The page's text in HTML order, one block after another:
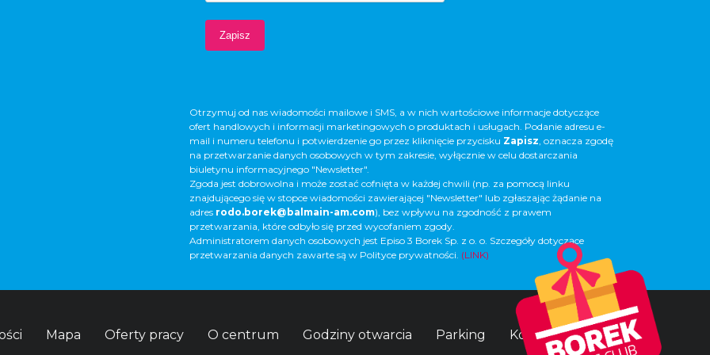
Otrzymuj od nas wiadomości mailowe i SMS, a w nich wartościowe informacje dotyczące
ofert handlowych i informacji marketingowych o produktach i usługach. Podanie adresu e-
mail i numeru telefonu i potwierdzenie go przez kliknięcie przycisku Zapisz , oznacza zgodę
na przetwarzanie danych osobowych w tym zakresie, wyłącznie w celu dostarczania
biuletynu informacyjnego "Newsletter".
Zgoda jest dobrowolna i może zostać cofnięta w każdej chwili (np. za pomocą linku
znajdującego się w stopce wiadomości zawierającej "Newsletter" lub zgłaszając żądanie na
adres rodo.borek@balmain-am.com), bez wpływu na zgodność z prawem
przetwarzania, które odbyło się przed wycofaniem zgody.
Administratorem danych osobowych jest Episo 3 Borek Sp. z o. o. Szczegóły dotyczące
przetwarzania danych zawarte są w Polityce prywatności. (LINK)
Mapa Oferty pracy O centrum Godziny otwarcia Parking
Kontakt